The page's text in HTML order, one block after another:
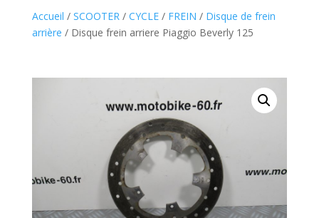
Accueil / SCOOTER / CYCLE/ FREIN / Disque de frein
arrière / Disque frein arriere Piaggio Beverly 125